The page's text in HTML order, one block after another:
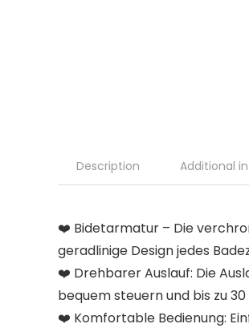
Description Additional
❤️ Bidetarmatur – Die
geradlinige Design jedes
❤️ Drehbarer Auslauf: Die
bequem steuern und bis zu 30
❤️ Komfortable Bedienung: